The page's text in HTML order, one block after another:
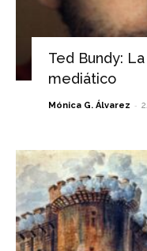
Ted Bundy:
mediático
Mónica G. Álvarez -